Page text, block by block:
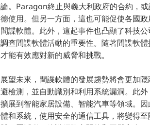
論。Paragon終止與義大利政府的合約，
德使用。但另一方面，這也可能促使各國
間諜軟體。此外，這起事件也凸顯了科技
調查間諜軟體活動的重要性。隨著間諜軟
才能有效應對新的威脅和挑戰。
展望未來，間諜軟體的發展趨勢將會更加
避檢測，並自動識別和利用系統漏洞。此
擴展到智能家居設備、智能汽車等領域。
體和系統，使用安全的通信工具，將變得